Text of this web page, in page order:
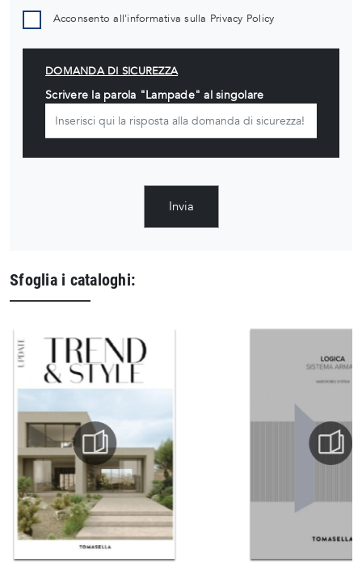
Acconsento all'informativa sulla Privacy Policy
DOMANDA DI SICUREZZA
Scrivere la parola "Lampade" al singolare
Invia
Sfoglia i cataloghi: